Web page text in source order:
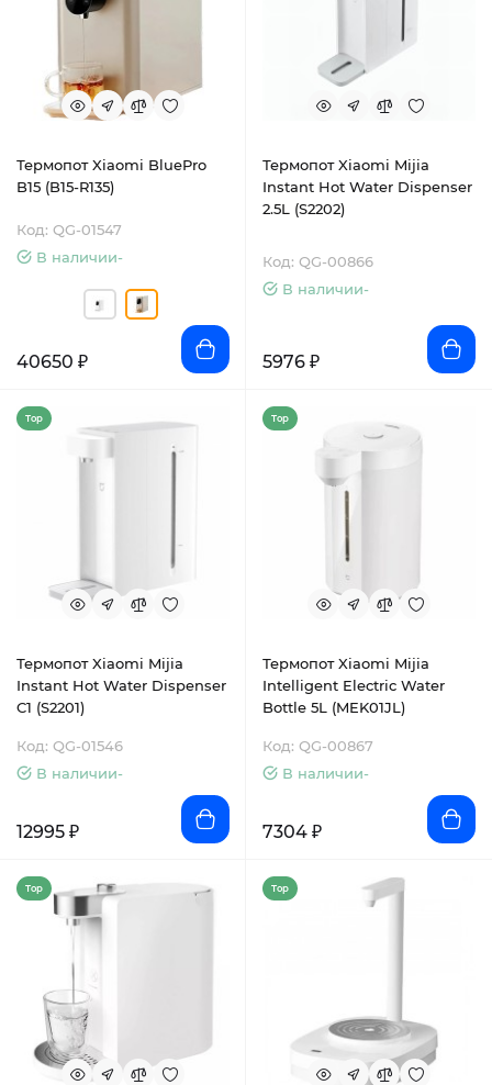
Термопот Xiaomi BluePro
B15 (B15-R135)
Код: QG-01547
В наличии-
40650 ₽
Термопот Xiaomi Mijia
Instant Hot Water Dispenser
2.5L (S2202)
Код: QG-00866
В наличии-
5976 ₽
Top
Термопот Xiaomi Mijia
Instant Hot Water Dispenser
C1 (S2201)
Код: QG-01546
В наличии-
12995 ₽
Top
Термопот Xiaomi Mijia
Intelligent Electric Water
Bottle 5L (MEK01JL)
Код: QG-00867
В наличии-
7304 ₽
Top Top